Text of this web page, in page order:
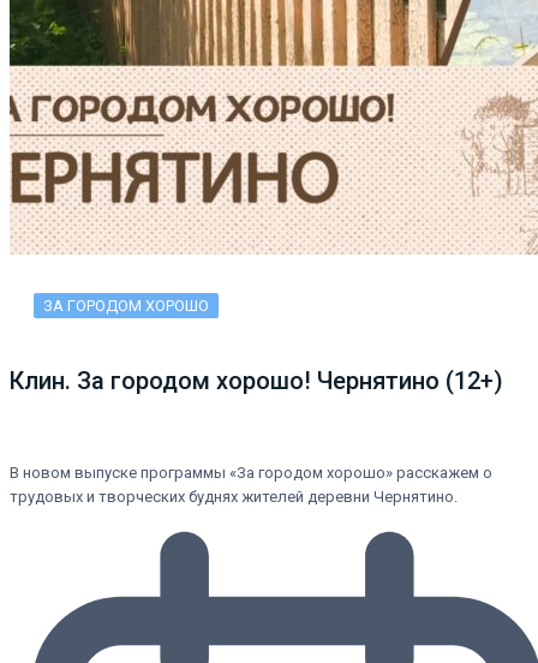
ЗА ГОРОДОМ ХОРОШО
Клин. За городом хорошо! Чернятино (12+)
В новом выпуске программы «За городом хорошо» расскажем о
трудовых и творческих буднях жителей деревни Чернятино.